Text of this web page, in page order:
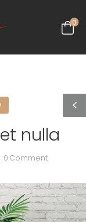
0
nulla
0 Comment